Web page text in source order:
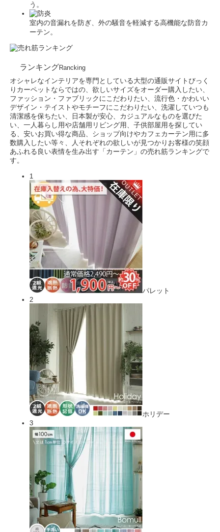
う。
室内の音漏れを防ぎ、外の騒音を軽減する高機能な防音カ
ーテン。
ランキングRancking
オシャレなインテリアを専門としている大型の通販サイトびっく
りカーペットならではの、欲しいサイズをオーダー購入したい、
ファッション・ファブリックにこだわりたい、流行色・かわいい
デザイン・テイストやモチーフにこだわりたい、洗濯していつも
清潔感を保ちたい、日本製が安心、カジュアルなものを選びた
い、一人暮らし用や店舗用リビング用、子供部屋用を探してい
る、安いお買い得な商品、ショップ向けやカフェカーテン用に多
数購入したい等々、人それぞれの欲しいが見つかりお客様の笑顔
あふれる良い表情を生み出す「カーテン」の売れ筋ランキングで
す。
1
パレット
2
ホリデー
3